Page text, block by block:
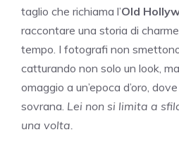
taglio che richiama l’Old
raccontare una storia di
tempo. I fotografi non
catturando non solo un look,
omaggio a un’epoca d’oro,
sovrana. Lei non si limita a
una volta.